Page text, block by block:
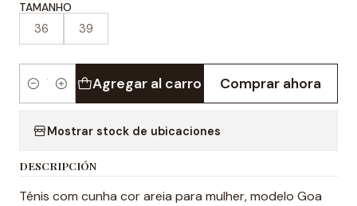
TAMANHO
36 39
Cantidad
Agregar al carro Comprar ahora
Mostrar stock de ubicaciones
DESCRIPCIÓN
Ténis com cunha cor areia para mulher, modelo Goa